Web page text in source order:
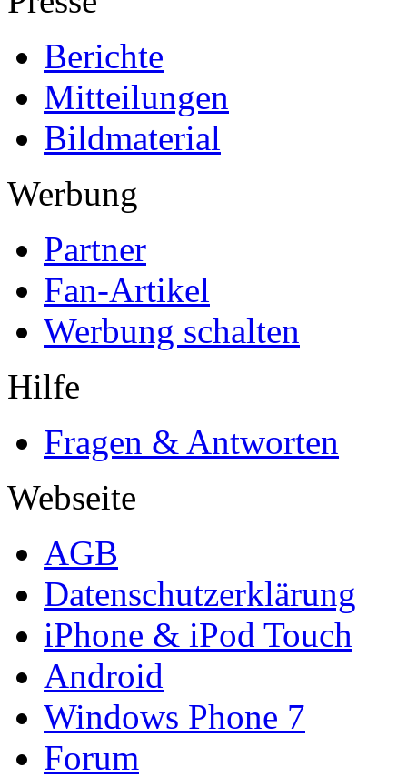
Berichte
Mitteilungen
Bildmaterial
Werbung
Partner
Fan-Artikel
Werbung schalten
Hilfe
Fragen & Antworten
Webseite
AGB
Datenschutzerklärung
iPhone & iPod Touch
Android
Windows Phone 7
Forum